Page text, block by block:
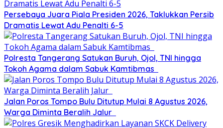
Persebaya Juara Piala Presiden 2026, Taklukkan Persib
Dramatis Lewat Adu Penalti 6-5
Polresta Tangerang Satukan Buruh, Ojol, TNI hingga
Tokoh Agama dalam Sabuk Kamtibmas
Jalan Poros Tompo Bulu Ditutup Mulai 8 Agustus 2026,
Warga Diminta Beralih Jalur